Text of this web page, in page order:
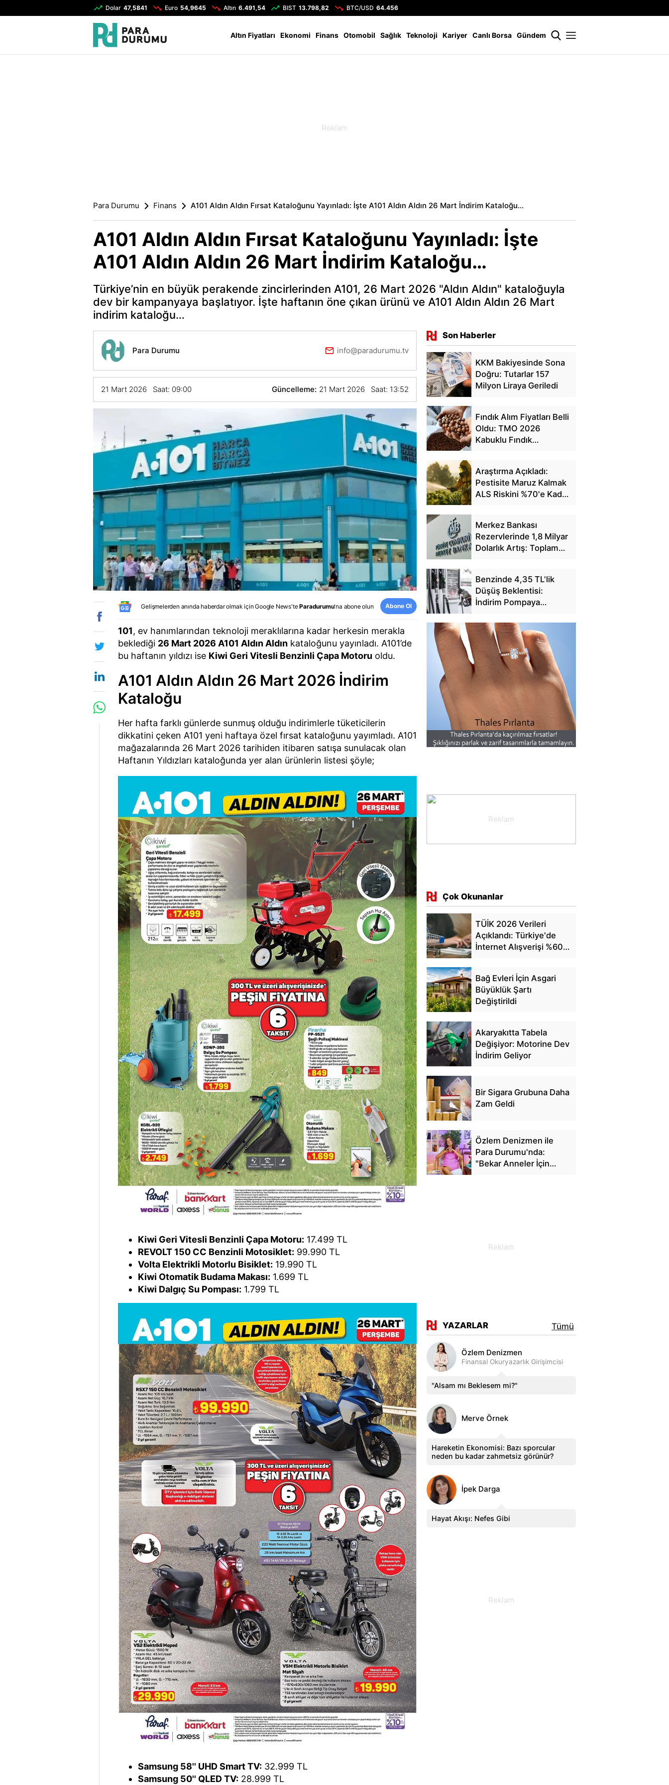
Dolar 47,5841 Euro 54,9645 Altın 6.491,54 BIST 13.798,82 BTC/USD 64.456
Altın Fiyatları Ekonomi Finans Otomobil Sağlık Teknoloji Kariyer Canlı Borsa Gündem
Para Durumu Finans A101 Aldın Aldın Fırsat Kataloğunu Yayınladı: İşte A101 Aldın Aldın 26 Mart İndirim Kataloğu…
A101 Aldın Aldın Fırsat Kataloğunu Yayınladı: İşte
A101 Aldın Aldın 26 Mart İndirim Kataloğu…
Türkiye’nin en büyük perakende zincirlerinden A101, 26 Mart 2026 "Aldın Aldın" kataloğuyla
dev bir kampanyaya başlatıyor. İşte haftanın öne çıkan ürünü ve A101 Aldın Aldın 26 Mart
indirim kataloğu…
Para Durumu info@paradurumu.tv
21 Mart 2026 Saat: 09:00 Güncelleme: 21 Mart 2026 Saat: 13:52
Gelişmelerden anında haberdar olmak içinGoogle News'teParadurumu'na abone olun Abone Ol
101, ev hanımlarından teknoloji meraklılarına kadar herkesin merakla
beklediği 26 Mart 2026 A101 Aldın Aldın kataloğunu yayınladı. A101’de
bu haftanın yıldızı ise Kiwi Geri Vitesli Benzinli Çapa Motoru oldu.
A101 Aldın Aldın 26 Mart 2026 İndirim
Kataloğu
Her hafta farklı günlerde sunmuş olduğu indirimlerle tüketicilerin
dikkatini çeken A101 yeni haftaya özel fırsat kataloğunu yayımladı. A101
mağazalarında 26 Mart 2026 tarihiden itibaren satışa sunulacak olan
Haftanın Yıldızları kataloğunda yer alan ürünlerin listesi şöyle;
Kiwi Geri Vitesli Benzinli Çapa Motoru: 17.499 TL
REVOLT 150 CC Benzinli Motosiklet: 99.990 TL
Volta Elektrikli Motorlu Bisiklet: 19.990 TL
Kiwi Otomatik Budama Makası: 1.699 TL
Kiwi Dalgıç Su Pompası: 1.799 TL
Samsung 58'' UHD Smart TV: 32.999 TL
Samsung 50'' QLED TV: 28.999 TL
Son Haberler
KKM Bakiyesinde Sona
Doğru: Tutarlar 157
Milyon Liraya Geriledi
Fındık Alım Fiyatları Belli
Oldu: TMO 2026
Kabuklu Fındık
Araştırma Açıkladı:
Pestisite Maruz Kalmak
ALS Riskini %70'e Kadar
Merkez Bankası
Rezervlerinde 1,8 Milyar
Dolarlık Artış: Toplam
Benzinde 4,35 TL'lik
Düşüş Beklentisi:
İndirim Pompaya
Çok Okunanlar
TÜİK 2026 Verileri
Açıklandı: Türkiye'de
İnternet Alışverişi %60'a
Bağ Evleri İçin Asgari
Büyüklük Şartı
Değiştirildi
Akaryakıtta Tabela
Değişiyor: Motorine Dev
İndirim Geliyor
Bir Sigara Grubuna Daha
Zam Geldi
Özlem Denizmen ile
Para Durumu'nda:
"Bekar Anneler İçin
YAZARLAR Tümü
Özlem Denizmen
Finansal Okuryazarlık Girişimcisi
"Alsam mı Beklesem mi?"
Merve Örnek
Hareketin Ekonomisi: Bazı sporcular
neden bu kadar zahmetsiz görünür?
İpek Darga
Hayat Akışı: Nefes Gibi